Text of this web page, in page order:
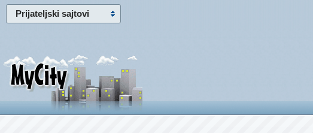
Prijateljski sajtovi